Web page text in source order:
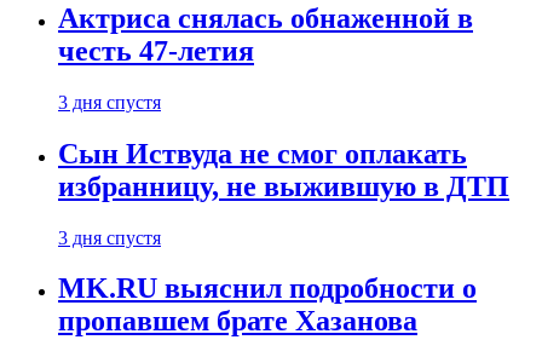
Актриса снялась обнаженной в
честь 47-летия
3 дня спустя
Сын Иствуда не смог оплакать
избранницу, не выжившую в ДТП
3 дня спустя
MK.RU выяснил подробности о
пропавшем брате Хазанова